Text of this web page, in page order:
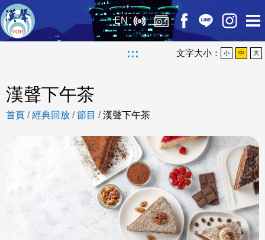
EN
::: 文字大小： 小 中 大
漢聲下午茶
首頁 /經典回放 /節目 /漢聲下午茶